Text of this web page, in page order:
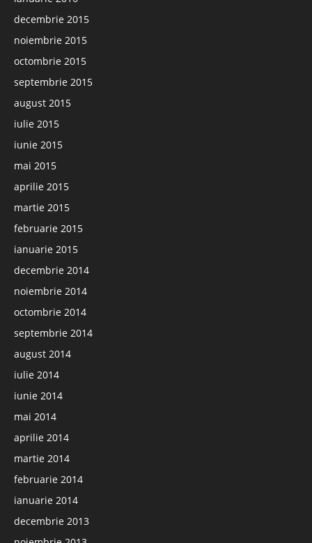
decembrie 2015
noiembrie 2015
octombrie 2015
septembrie 2015
august 2015
iulie 2015
iunie 2015
mai 2015
aprilie 2015
martie 2015
februarie 2015
ianuarie 2015
decembrie 2014
noiembrie 2014
octombrie 2014
septembrie 2014
august 2014
iulie 2014
iunie 2014
mai 2014
aprilie 2014
martie 2014
februarie 2014
ianuarie 2014
decembrie 2013